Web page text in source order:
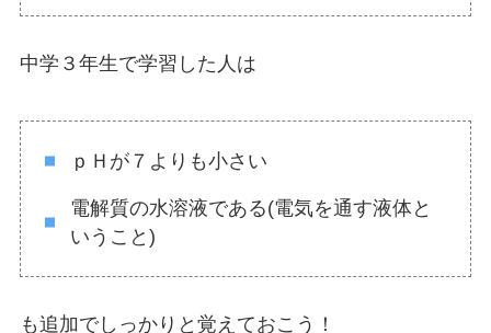
中学３年生で学習した人は
ｐＨが７よりも小さい
電解質の水溶液である(電気を通す液体と
いうこと)
も追加でしっかりと覚えておこう！